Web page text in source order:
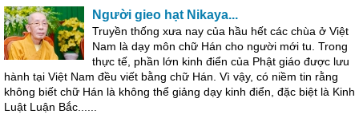
Người gieo hạt Nikaya...
Truyền thống xưa nay của hầu hết các chùa ở Việt
Nam là dạy môn chữ Hán cho người mới tu. Trong
thực tế, phần lớn kinh điển của Phật giáo được lưu
hành tại Việt Nam đều viết bằng chữ Hán. Vì vậy, có niềm tin rằng
không biết chữ Hán là không thể giảng dạy kinh điển, đặc biệt là Kinh
Luật Luận Bắc......